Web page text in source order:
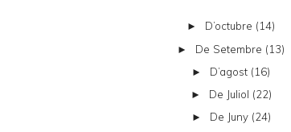
► D’octubre (14)
► De Setembre (13)
► D’agost (16)
► De Juliol (22)
► De Juny (24)